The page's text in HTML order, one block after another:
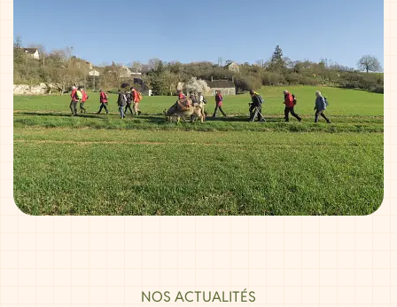
NOS ACTUALITÉS